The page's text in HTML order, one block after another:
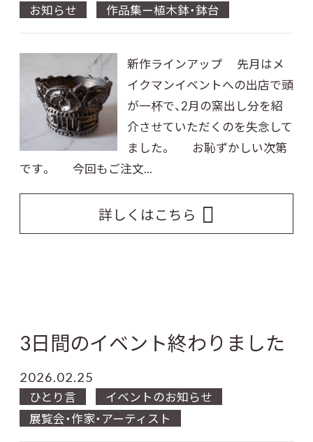
お知らせ 作品集ー植木鉢・鉢台
新作ラインアップ 先月はメ
イクマンイベントへの出店で頭
が一杯で、2月の窯出し分を紹
介させていただくのを失念して
ました。 お恥ずかしい次第
です。 今回もご注文...
詳しくはこちら
3日間のイベント終わりました
2026.02.25
ひとり言
イベントのお知らせ
展覧会・作家・アーティスト